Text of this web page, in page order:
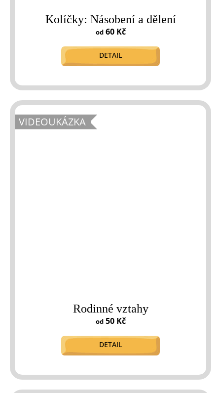
Kolíčky: Násobení a dělení
od60 Kč
DETAIL
VIDEOUKÁZKA
Rodinné vztahy
od50 Kč
DETAIL